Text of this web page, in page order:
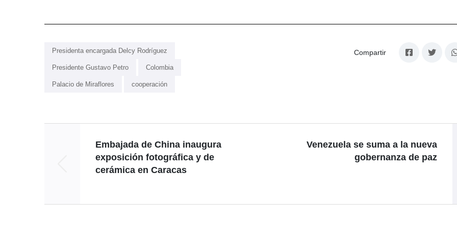
Presidenta encargada Delcy Rodríguez
Presidente Gustavo Petro Colombia
Palacio de Miraflores cooperación
Compartir
Embajada de China inaugura
exposición fotográfica y de
cerámica en Caracas
Venezuela se suma a la nueva
gobernanza de paz